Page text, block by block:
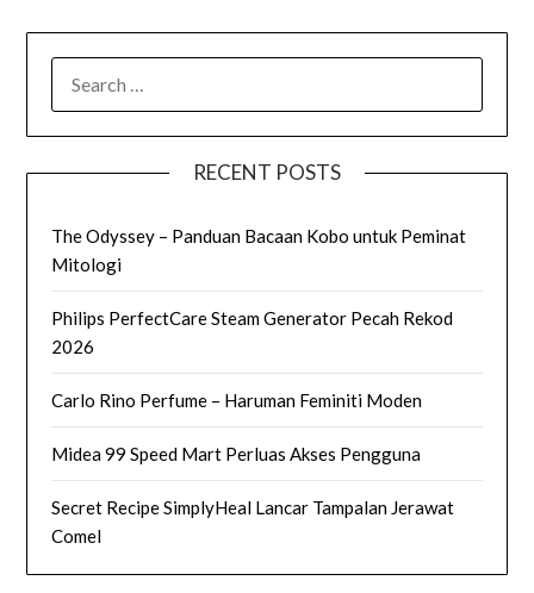
FOR:
RECENT POSTS
The Odyssey – Panduan Bacaan Kobo untuk Peminat
Mitologi
Philips PerfectCare Steam Generator Pecah Rekod
2026
Carlo Rino Perfume – Haruman Feminiti Moden
Midea 99 Speed Mart Perluas Akses Pengguna
Secret Recipe SimplyHeal Lancar Tampalan Jerawat
Comel